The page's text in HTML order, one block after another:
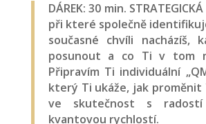
DÁREK: 30 min.
při které společně
současné chvíli nacházíš,
posunout a co Ti v tom
Připravím Ti individuální
který Ti ukáže, jak proměnit
ve skutečnost s
kvantovou rychlostí.